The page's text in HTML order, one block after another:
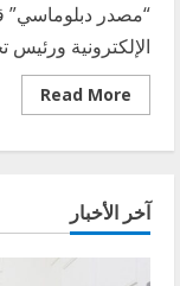
“مصدر دبلوماسي”
الإلكترونية ورئيس
Read More
Read
more
تستثمر
آخر الأخبار